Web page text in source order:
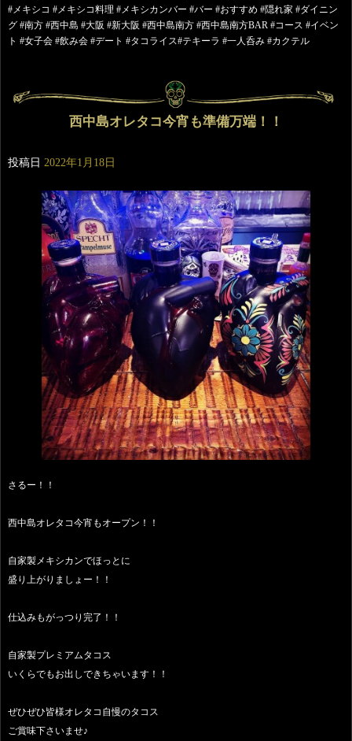
#メキシコ #メキシコ料理 #メキシカンバー #バー #おすすめ #隠れ家 #ダイニン
グ #南方 #西中島 #大阪 #新大阪 #西中島南方 #西中島南方BAR #コース #イベン
ト #女子会 #飲み会 #デート #タコライス#テキーラ #一人呑み #カクテル
西中島オレタコ今宵も準備万端！！
投稿日 2022年1月18日
さるー！！
西中島オレタコ今宵もオープン！！
自家製メキシカンでほっとに
盛り上がりましょー！！
仕込みもがっつり完了！！
自家製プレミアムタコス
いくらでもお出しできちゃいます！！
ぜひぜひ皆様オレタコ自慢のタコス
ご賞味下さいませ♪